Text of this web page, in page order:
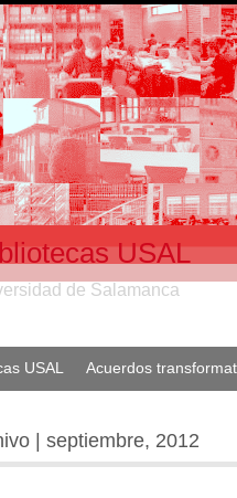
USAL
de Salamanca
USAL Acuerdos
| septiembre, 2012